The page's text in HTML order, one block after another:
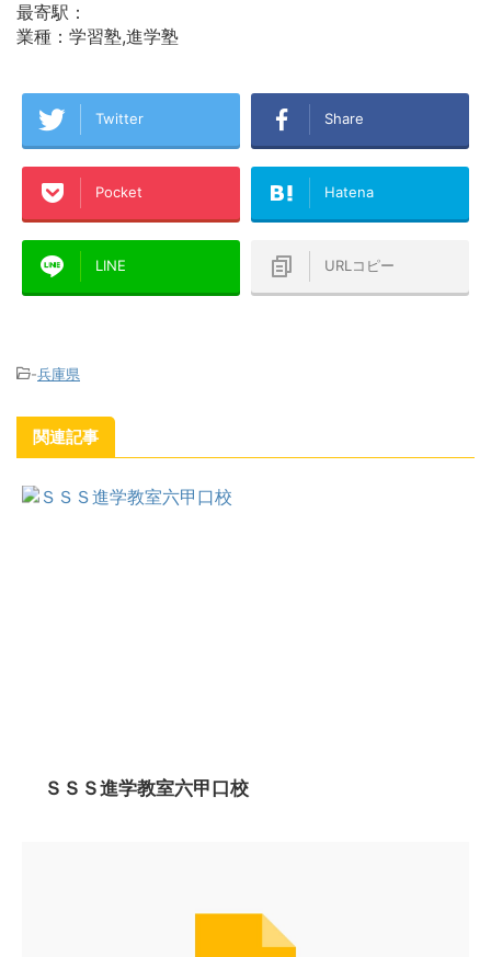
最寄駅：
業種：学習塾,進学塾
Twitter Share
Pocket Hatena
LINE URLコピー
-兵庫県
関連記事
ＳＳＳ進学教室六甲口校